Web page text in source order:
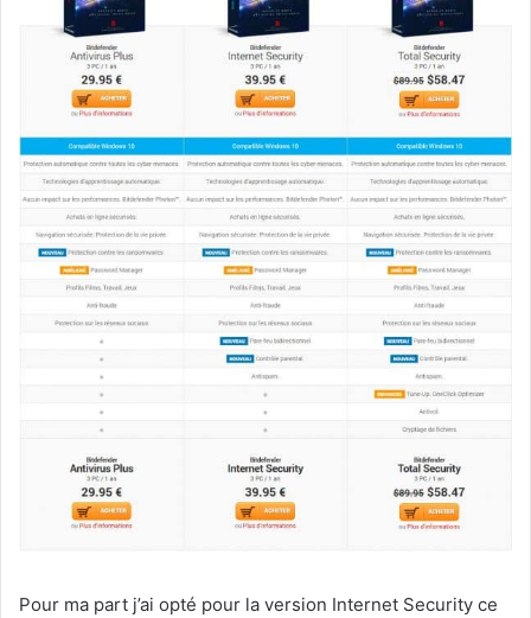
Pour ma part j’ai opté pour la version Internet Security ce